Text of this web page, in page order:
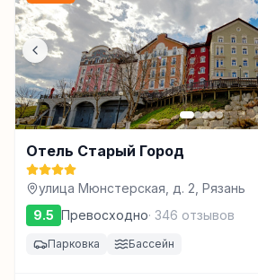
Отель Старый Город
улица Мюнстерская, д. 2, Рязань
9.5 Превосходно· 346 отзывов
Парковка Бассейн